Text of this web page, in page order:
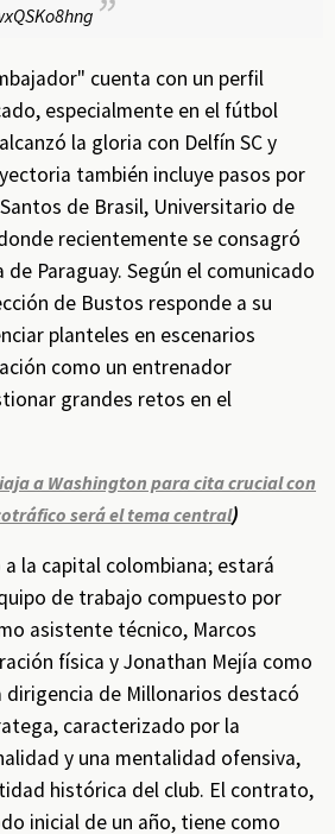
cuenta con un perfil
especialmente en el fútbol
la gloria con Delfín SC y
también incluye pasos por
de Brasil, Universitario de
recientemente se consagró
Paraguay. Según el comunicado
de Bustos responde a su
planteles en escenarios
como un entrenador
grandes retos en el
a Washington para cita crucial con
será el tema central)
la capital colombiana; estará
de trabajo compuesto por
asistente técnico, Marcos
física y Jonathan Mejía como
dirigencia de Millonarios destacó
caracterizado por la
y una mentalidad ofensiva,
histórica del club. El contrato,
inicial de un año, tiene como